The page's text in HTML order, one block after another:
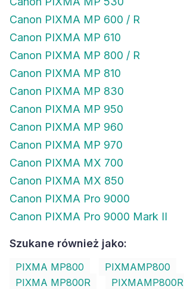
Canon PIXMA MP 600 / R
Canon PIXMA MP 610
Canon PIXMA MP 800 / R
Canon PIXMA MP 810
Canon PIXMA MP 830
Canon PIXMA MP 950
Canon PIXMA MP 960
Canon PIXMA MP 970
Canon PIXMA MX 700
Canon PIXMA MX 850
Canon PIXMA Pro 9000
Canon PIXMA Pro 9000 Mark II
Szukane również jako:
PIXMA MP800
PIXMAMP800
PIXMA MP800R
PIXMAMP800R